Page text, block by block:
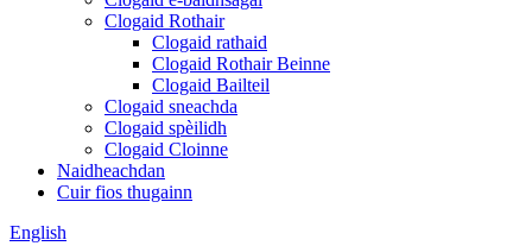
Clogaid Rothair
Clogaid rathaid
Clogaid Rothair Beinne
Clogaid Bailteil
Clogaid sneachda
Clogaid spèilidh
Clogaid Cloinne
Naidheachdan
Cuir fios thugainn
English